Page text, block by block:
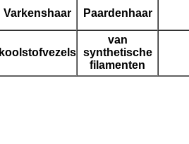
Varkenshaar Paardenhaar
koolstofvezels
van
synthetische
filamenten